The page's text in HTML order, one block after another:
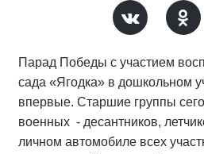
Парад Победы с участием
сада «Ягодка» в дошкольном
впервые. Старшие группы
военных - десантников,
личном автомобиле всех